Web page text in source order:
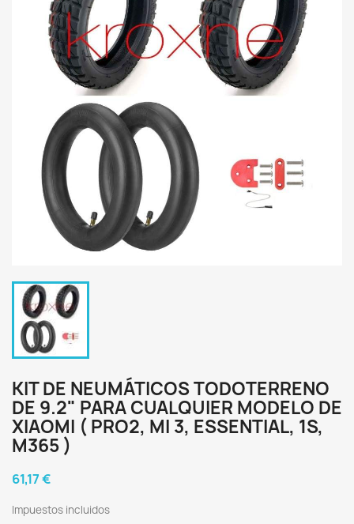
KIT DE NEUMÁTICOS TODOTERRENO
DE 9.2" PARA CUALQUIER MODELO DE
XIAOMI ( PRO2, MI 3, ESSENTIAL, 1S,
M365 )
61,17 €
Impuestos incluidos